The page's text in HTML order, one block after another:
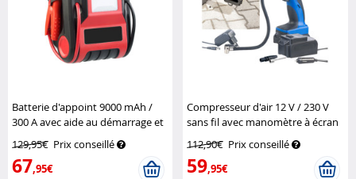
Batterie d'appoint 9000 mAh /
300 A avec aide au démarrage et
Revolt
129,95€ Prix conseillé
67,95€
Compresseur d'air 12 V / 230 V
sans fil avec manomètre à écran
112,90€ Prix conseillé
59,95€